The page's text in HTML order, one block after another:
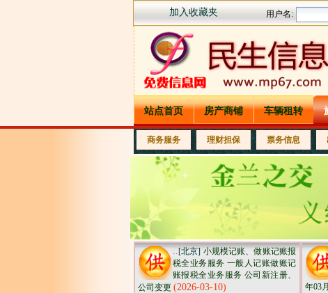
加入收藏夹
站点首页 房产商铺 车辆租转
商务服务 理财担保 票务信息
..[北京] 小规模记账、做账记账报
税全业务服务 一般人记账做账记
账报税全业务服务 公司新注册、
公司变更 (2026-03-10)
年03